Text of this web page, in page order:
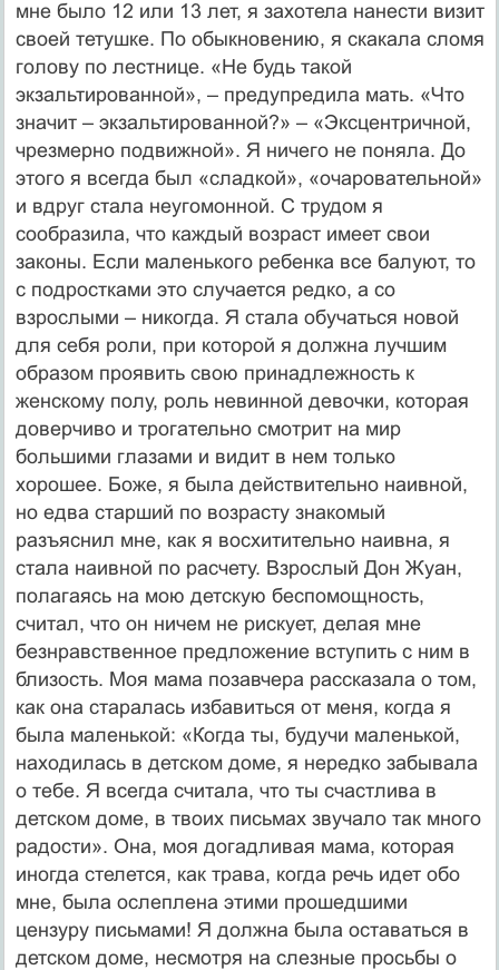
мне было 12 или 13 лет, я захотела нанести визит
своей тетушке. По обыкновению, я скакала сломя
голову по лестнице. «Не будь такой
экзальтированной», – предупредила мать. «Что
значит – экзальтированной?» – «Эксцентричной,
чрезмерно подвижной». Я ничего не поняла. До
этого я всегда был «сладкой», «очаровательной»
и вдруг стала неугомонной. С трудом я
сообразила, что каждый возраст имеет свои
законы. Если маленького ребенка все балуют, то
с подростками это случается редко, а со
взрослыми – никогда. Я стала обучаться новой
для себя роли, при которой я должна лучшим
образом проявить свою принадлежность к
женскому полу, роль невинной девочки, которая
доверчиво и трогательно смотрит на мир
большими глазами и видит в нем только
хорошее. Боже, я была действительно наивной,
но едва старший по возрасту знакомый
разъяснил мне, как я восхитительно наивна, я
стала наивной по расчету. Взрослый Дон Жуан,
полагаясь на мою детскую беспомощность,
считал, что он ничем не рискует, делая мне
безнравственное предложение вступить с ним в
близость. Моя мама позавчера рассказала о том,
как она старалась избавиться от меня, когда я
была маленькой: «Когда ты, будучи маленькой,
находилась в детском доме, я нередко забывала
о тебе. Я всегда считала, что ты счастлива в
детском доме, в твоих письмах звучало так много
радости». Она, моя догадливая мама, которая
иногда стелется, как трава, когда речь идет обо
мне, была ослеплена этими прошедшими
цензуру письмами! Я должна была оставаться в
детском доме, несмотря на слезные просьбы о